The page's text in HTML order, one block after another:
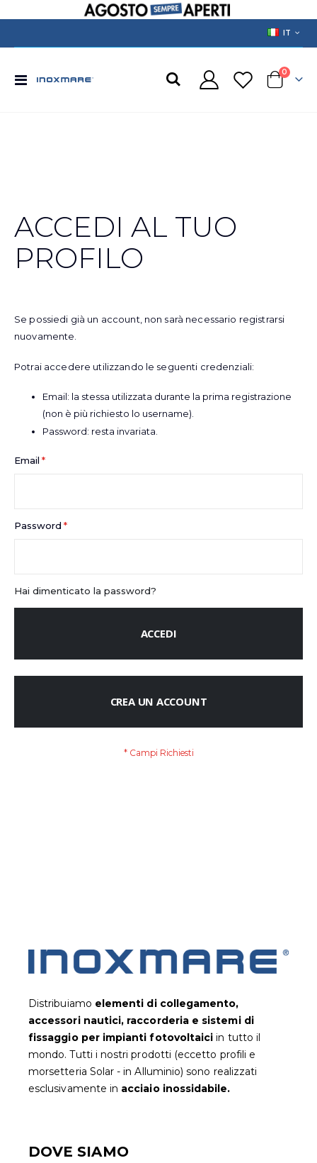
LANGUAGE
IT
Toggle
Cart
0prodotti
ACCEDI AL TUO
PROFILO
Se possiedi già un account, non sarà necessario registrarsi
nuovamente.
Potrai accedere utilizzando le seguenti credenziali:
Email: la stessa utilizzata durante la prima registrazione
(non è più richiesto lo username).
Password: resta invariata.
Email
Password
Hai dimenticato la password?
ACCEDI
CREA UN ACCOUNT
Distribuiamo elementi di collegamento,
accessori nautici, raccorderia e sistemi di
fissaggio per impianti fotovoltaici in tutto il
mondo. Tutti i nostri prodotti (eccetto profili e
morsetteria Solar - in Alluminio) sono realizzati
esclusivamente in acciaio inossidabile.
DOVE SIAMO